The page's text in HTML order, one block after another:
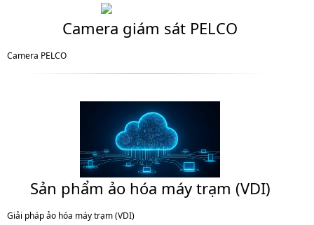
Camera giám sát PELCO
Camera PELCO
Sản phẩm ảo hóa máy trạm (VDI)
Giải pháp ảo hóa máy trạm (VDI)